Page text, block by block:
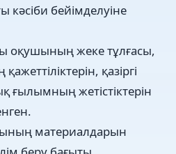
бейімделуіне
оқушының жеке тұлғасы,
қазіргі
ғылымның жетістіктерін
материалдарын